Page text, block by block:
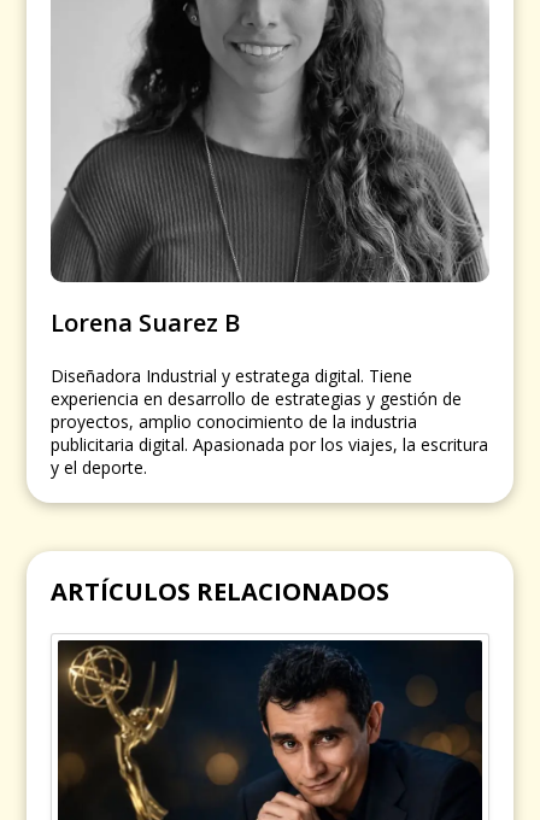
Lorena Suarez B
Diseñadora Industrial y estratega digital. Tiene
experiencia en desarrollo de estrategias y gestión de
proyectos, amplio conocimiento de la industria
publicitaria digital. Apasionada por los viajes, la escritura
y el deporte.
ARTÍCULOS RELACIONADOS